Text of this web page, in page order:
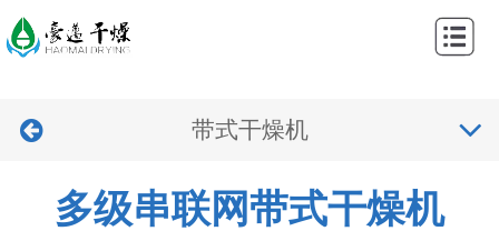
网
带式干燥机
多级串联网带式干燥机